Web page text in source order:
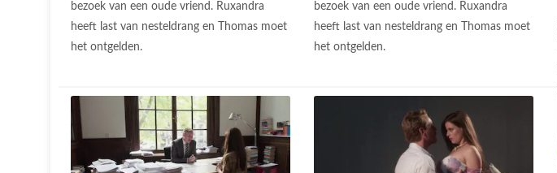
bezoek van een oude vriend. Ruxandra
heeft last van nesteldrang en Thomas moet
het ontgelden.
bezoek van een oude vriend. Ruxandra
heeft last van nesteldrang en Thomas moet
het ontgelden.